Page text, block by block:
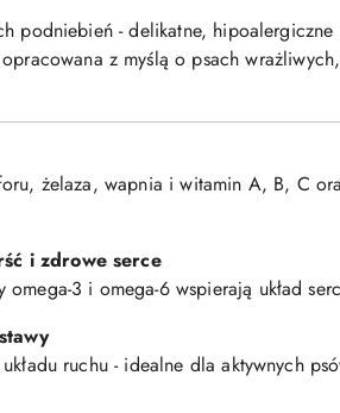
podniebień - delikatne,
opracowana z myślą o psach
żelaza, wapnia i witamin A, B, C
i zdrowe serce
3 i omega-6 wspierają układ
ruchu - idealne dla aktywnych